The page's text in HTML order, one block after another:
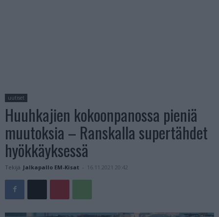
uutiset
Huuhkajien kokoonpanossa pieniä
muutoksia – Ranskalla supertähdet
hyökkäyksessä
Tekijä Jalkapallo EM-Kisat - 16.11.2021 20:42